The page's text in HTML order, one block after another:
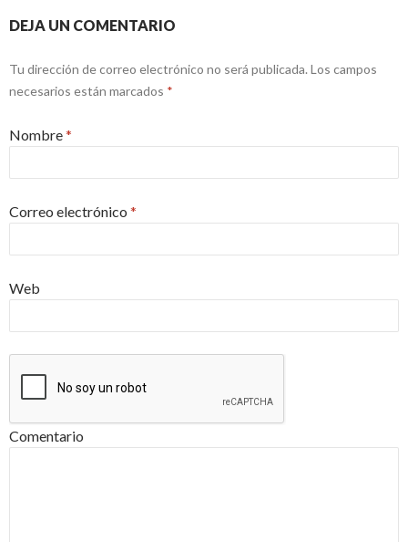
DEJA UN COMENTARIO
Tu dirección de correo electrónico no será publicada. Los campos
necesarios están marcados *
Nombre*
Correo electrónico *
Web
Comentario